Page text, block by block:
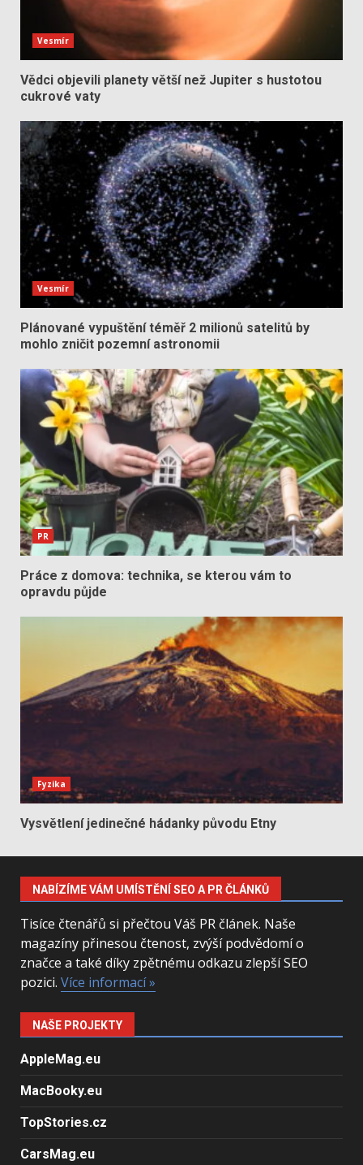
Vesmír
Vědci objevili planety větší než Jupiter s hustotou
cukrové vaty
Vesmír
Plánované vypuštění téměř 2 milionů satelitů by
mohlo zničit pozemní astronomii
PR
Práce z domova: technika, se kterou vám to
opravdu půjde
Fyzika
Vysvětlení jedinečné hádanky původu Etny
NABÍZÍME VÁM UMÍSTĚNÍ SEO A PR ČLÁNKŮ
Tisíce čtenářů si přečtou Váš PR článek. Naše
magazíny přinesou čtenost, zvýší podvědomí o
značce a také díky zpětnému odkazu zlepší SEO
pozici. Více informací »
NAŠE PROJEKTY
AppleMag.eu
MacBooky.eu
TopStories.cz
CarsMag.eu